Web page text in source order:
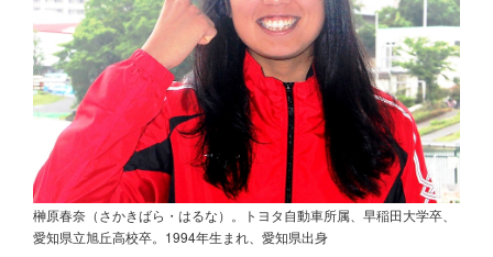
榊原春奈（さかきばら・はるな）。トヨタ自動車所属、早稲田大学卒、
愛知県立旭丘高校卒。1994年生まれ、愛知県出身